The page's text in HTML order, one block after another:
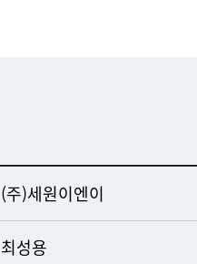
(주)세원이엔이
최성용